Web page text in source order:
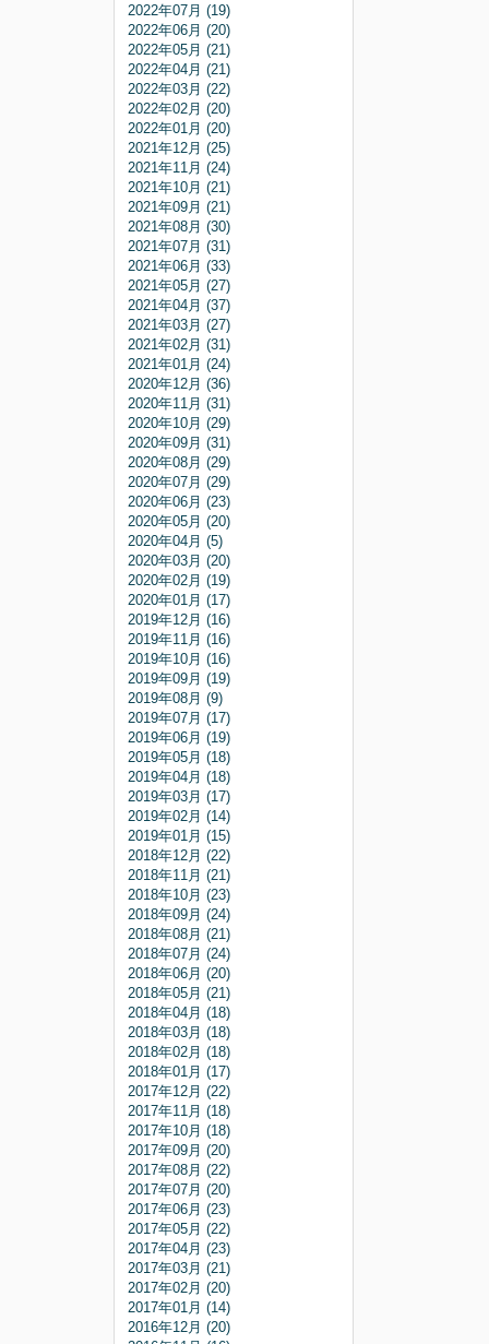
2022年07月 (19)
2022年06月 (20)
2022年05月 (21)
2022年04月 (21)
2022年03月 (22)
2022年02月 (20)
2022年01月 (20)
2021年12月 (25)
2021年11月 (24)
2021年10月 (21)
2021年09月 (21)
2021年08月 (30)
2021年07月 (31)
2021年06月 (33)
2021年05月 (27)
2021年04月 (37)
2021年03月 (27)
2021年02月 (31)
2021年01月 (24)
2020年12月 (36)
2020年11月 (31)
2020年10月 (29)
2020年09月 (31)
2020年08月 (29)
2020年07月 (29)
2020年06月 (23)
2020年05月 (20)
2020年04月 (5)
2020年03月 (20)
2020年02月 (19)
2020年01月 (17)
2019年12月 (16)
2019年11月 (16)
2019年10月 (16)
2019年09月 (19)
2019年08月 (9)
2019年07月 (17)
2019年06月 (19)
2019年05月 (18)
2019年04月 (18)
2019年03月 (17)
2019年02月 (14)
2019年01月 (15)
2018年12月 (22)
2018年11月 (21)
2018年10月 (23)
2018年09月 (24)
2018年08月 (21)
2018年07月 (24)
2018年06月 (20)
2018年05月 (21)
2018年04月 (18)
2018年03月 (18)
2018年02月 (18)
2018年01月 (17)
2017年12月 (22)
2017年11月 (18)
2017年10月 (18)
2017年09月 (20)
2017年08月 (22)
2017年07月 (20)
2017年06月 (23)
2017年05月 (22)
2017年04月 (23)
2017年03月 (21)
2017年02月 (20)
2017年01月 (14)
2016年12月 (20)